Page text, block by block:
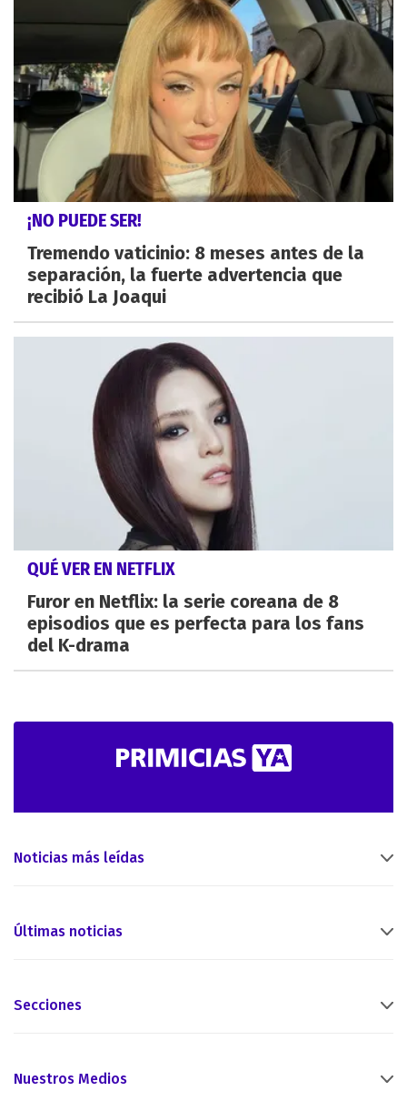
¡NO PUEDE SER!
Tremendo vaticinio: 8 meses antes de la
separación, la fuerte advertencia que
recibió La Joaqui
QUÉ VER EN NETFLIX
Furor en Netflix: la serie coreana de 8
episodios que es perfecta para los fans
del K-drama
Noticias más leídas
Últimas noticias
Secciones
Nuestros Medios